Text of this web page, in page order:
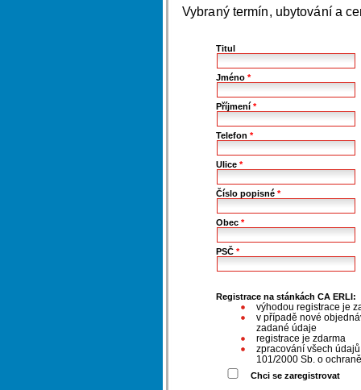
Vybraný termín, ubytování a
Titul
Jméno*
Příjmení*
Telefon*
Ulice*
Číslo popisné*
Obec*
PSČ*
Registrace na stánkách CA ERLI:
výhodou registrace je
v případě nové
zadané údaje
registrace je zdarma
zpracování všech
101/2000 Sb. o
Chci se zaregistrovat